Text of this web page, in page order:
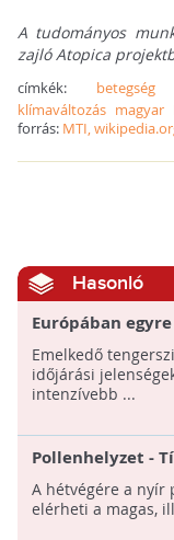
A tudományos
zajló Atopica
címkék: betegség
klímaváltozás magyar
forrás: MTI,
Hasonló
Európában
gazdaságot az
Emelkedő
időjárási
intenzívebb ...
Pollenhelyzet -
fordulhat elő a
A hétvégére a nyír
elérheti a magas,